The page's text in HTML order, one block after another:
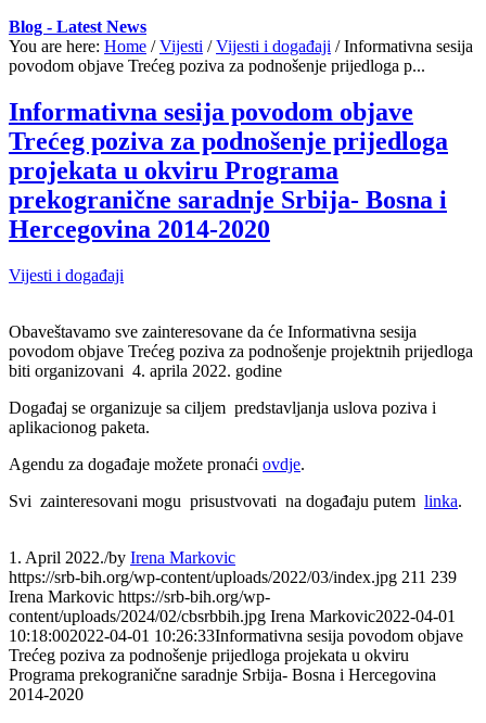
Blog - Latest News
You are here: Home / Vijesti / Vijesti i događaji / Informativna sesija
povodom objave Trećeg poziva za podnošenje prijedloga p...
Informativna sesija povodom objave
Trećeg poziva za podnošenje prijedloga
projekata u okviru Programa
prekogranične saradnje Srbija- Bosna i
Hercegovina 2014-2020
Vijesti i događaji
Obaveštavamo sve zainteresovane da će Informativna sesija
povodom objave Trećeg poziva za podnošenje projektnih prijedloga
biti organizovani 4. aprila 2022. godine
Događaj se organizuje sa ciljem predstavljanja uslova poziva i
aplikacionog paketa.
Agendu za događaje možete pronaći ovdje.
Svi zainteresovani mogu prisustvovati na događaju putem linka.
1. April 2022./by Irena Markovic
https://srb-bih.org/wp-content/uploads/2022/03/index.jpg 211 239
Irena Markovic https://srb-bih.org/wp-
content/uploads/2024/02/cbsrbbih.jpg Irena Markovic2022-04-01
10:18:002022-04-01 10:26:33Informativna sesija povodom objave
Trećeg poziva za podnošenje prijedloga projekata u okviru
Programa prekogranične saradnje Srbija- Bosna i Hercegovina
2014-2020